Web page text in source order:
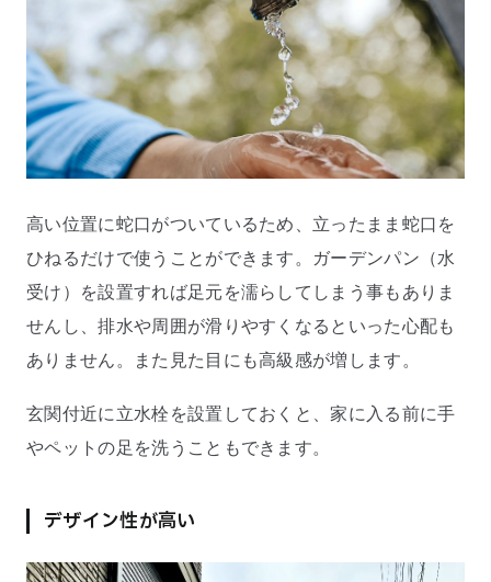
高い位置に蛇口がついているため、立ったまま蛇口を
ひねるだけで使うことができます。ガーデンパン（水
受け）を設置すれば足元を濡らしてしまう事もありま
せんし、排水や周囲が滑りやすくなるといった心配も
ありません。また見た目にも高級感が増します。
玄関付近に立水栓を設置しておくと、家に入る前に手
やペットの足を洗うこともできます。
デザイン性が高い